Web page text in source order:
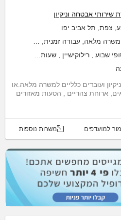
שירותי אבטחה וניקיון
צפת, תל אביב יפו
עבודה זמנית, פרילאנס
שבוע רילוקישיין
שעות גמישות
ועובדים כלליים למשרה מלאה.או
ארוחת צהריים , הסעות מאזורים
למועדפים משרות נוספות